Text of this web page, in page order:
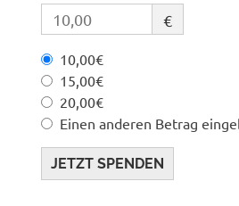
€
10,00€
15,00€
20,00€
Einen anderen Betrag
JETZT SPENDEN